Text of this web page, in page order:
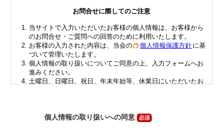
お問合せに際してのご注意
当サイトで入力いただいたお客様の個人情報は、お客様から
のお問合せ・ご質問への回答のために利用いたします。
お客様の入力された内容は、当会の
個人情報保護方針 に基
づいて管理いたします。
個人情報の取り扱いについてご同意の上、入力フォームへお
進みください。
土曜日、日曜日、祝日、年末年始等、休業日にいただいたお
合がございます。
個人情報の取り扱いへの同意 必須